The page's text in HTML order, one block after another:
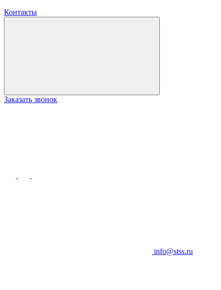
Контакты
Заказать звонок
info@stss.ru